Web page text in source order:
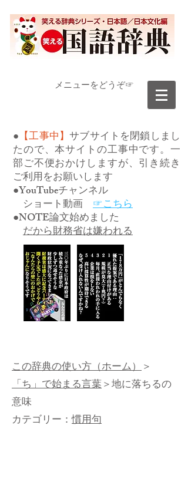
​メニューをどうぞ☞
● 【工事中】サブサイトを閉鎖しまし
たので、本サイトの工事中です。一
部ご不便おかけしますが、引き続き
ご利用をお願いします
●YouTubeチャンネル
ショート動画 ☞こちら
●NOTE論文始めました
だから財務省は嫌われる
この辞典の使い方（ホーム）＞
「ち」で始まる言葉＞地に落ちるの
意味
カテゴリー：慣用句